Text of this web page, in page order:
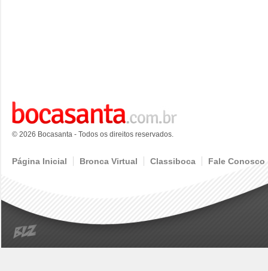
© 2026 Bocasanta - Todos os direitos reservados.
Página Inicial Bronca Virtual Classiboca Fale Conosco